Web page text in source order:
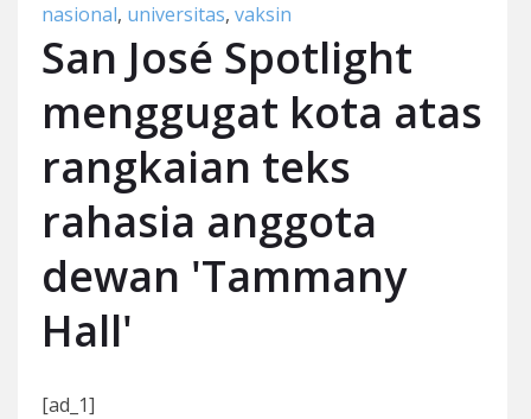
nasional, universitas, vaksin
San José Spotlight
menggugat kota atas
rangkaian teks
rahasia anggota
dewan 'Tammany
Hall'
[ad_1]